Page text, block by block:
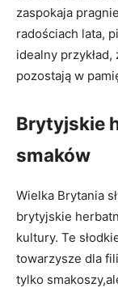
zaspokaja
radościach lata,
idealny
pozostają w
Brytyjskie
smaków
Wielka Brytania
brytyjskie
kultury. Te
towarzysze dla
tylko